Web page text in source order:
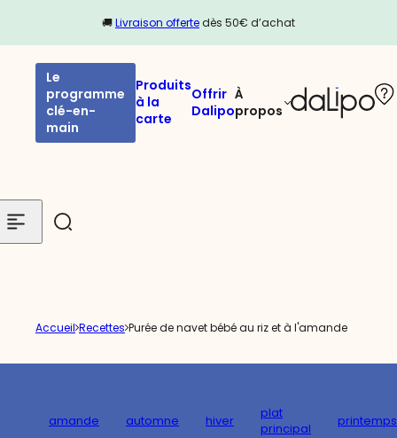
🚚Livraison offertedès 50€ d’achat
Le
programme
clé-en-
main
Produits
à la
carte
Offrir
Dalipo
À
propos
Accueil Recettes Purée de navet bébé au riz et à l'amande
amande automne hiver
plat
principal
printemps